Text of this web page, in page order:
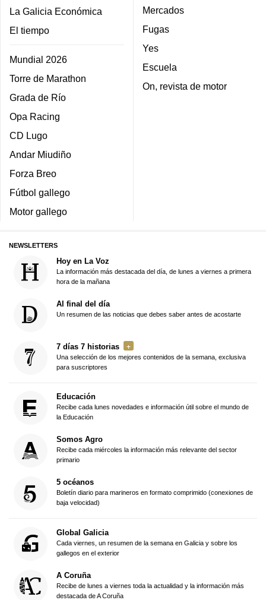
La Galicia Económica
El tiempo
Mundial 2026
Torre de Marathon
Grada de Río
Opa Racing
CD Lugo
Andar Miudiño
Forza Breo
Fútbol gallego
Motor gallego
Mercados
Fugas
Yes
Escuela
On, revista de motor
NEWSLETTERS
Hoy en La Voz
La información más destacada del día, de lunes a viernes a primera
hora de la mañana
Al final del día
Un resumen de las noticias que debes saber antes de acostarte
7 días 7 historias
Una selección de los mejores contenidos de la semana, exclusiva
para suscriptores
Educación
Recibe cada lunes novedades e información útil sobre el mundo de
la Educación
Somos Agro
Recibe cada miércoles la información más relevante del sector
primario
5 océanos
Boletín diario para marineros en formato comprimido (conexiones de
baja velocidad)
Global Galicia
Cada viernes, un resumen de la semana en Galicia y sobre los
gallegos en el exterior
A Coruña
Recibe de lunes a viernes toda la actualidad y la información más
destacada de A Coruña